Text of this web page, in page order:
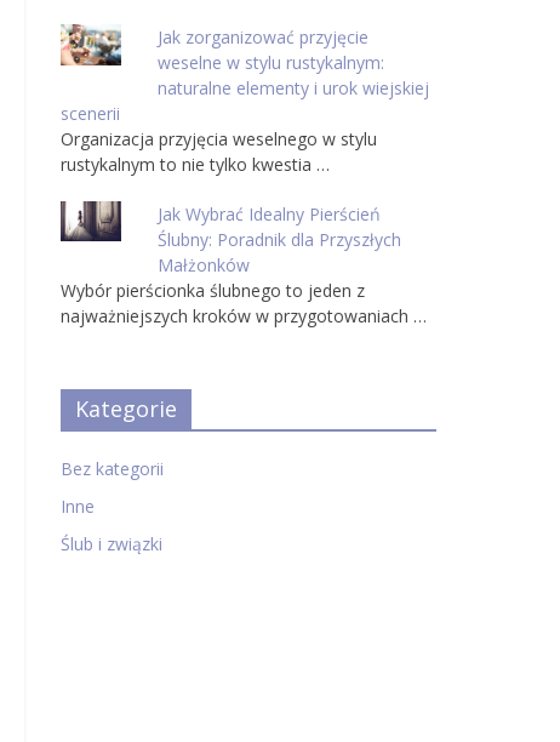
Jak zorganizować przyjęcie
weselne w stylu rustykalnym:
naturalne elementy i urok wiejskiej
scenerii
Organizacja przyjęcia weselnego w stylu
rustykalnym to nie tylko kwestia …
Jak Wybrać Idealny Pierścień
Ślubny: Poradnik dla Przyszłych
Małżonków
Wybór pierścionka ślubnego to jeden z
najważniejszych kroków w przygotowaniach …
Kategorie
Bez kategorii
Inne
Ślub i związki